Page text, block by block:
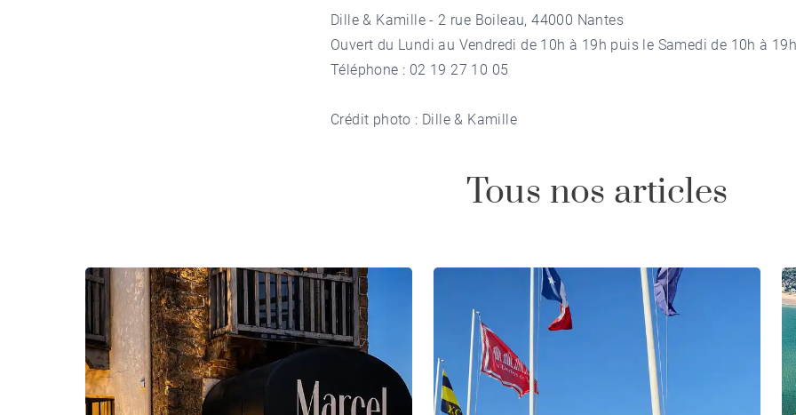
Dille & Kamille - 2 rue Boileau, 44000 Nantes
Ouvert du Lundi au Vendredi de 10h à 19h puis le Samedi de 10h à
Téléphone : 02 19 27 10 05
Crédit photo : Dille & Kamille
Tous nos articles